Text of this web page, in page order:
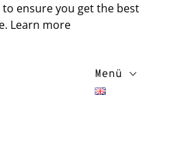
ensure you get the best
Learn more
Menü